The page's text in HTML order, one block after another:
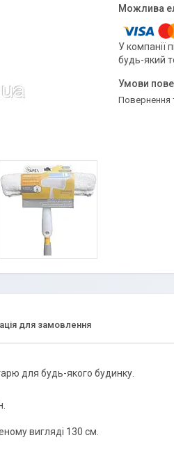
У компанії
будь-який
для замовлення
для будь-якого будинку.
вигляді 130 см.